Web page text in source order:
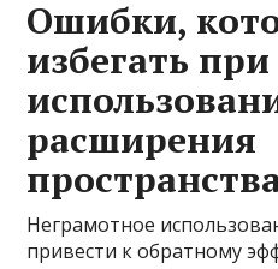
Ошибки,
избегать при
расширения
Неграмотное
привести к обратному